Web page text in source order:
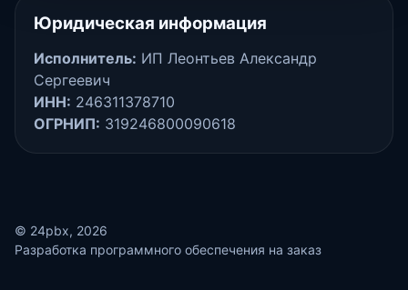
Юридическая информация
Исполнитель: ИП Леонтьев Александр
Сергеевич
ИНН: 246311378710
ОГРНИП: 319246800090618
© 24pbx, 2026
Разработка программного обеспечения на заказ